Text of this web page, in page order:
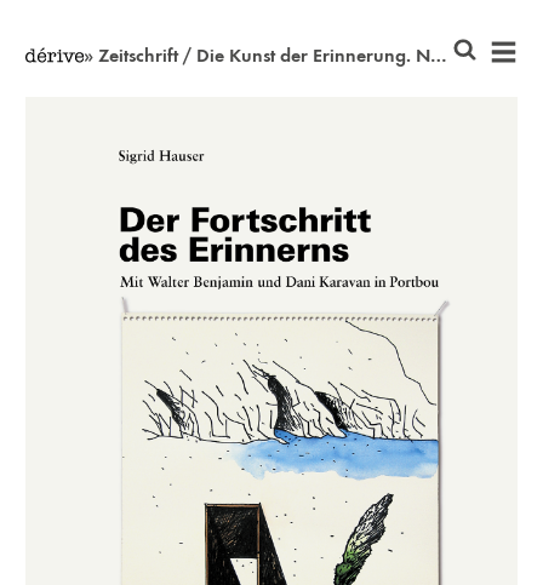
» Zeitschrift / Die Kunst der Erinnerung. Nach ein paar Tagen kam die Nachricht: Walter Benjamin ist tot